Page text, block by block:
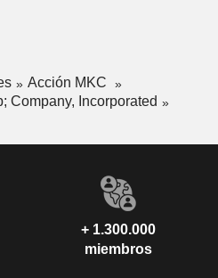
Acción MKC
Company, Incorporated
+ 1.300.000
miembros